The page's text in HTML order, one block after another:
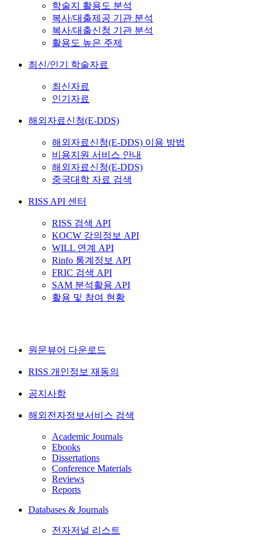
학술지 활용도 분석
복사/대출제공 기관 분석
복사/대출신청 기관 분석
활용도 높은 주제
최신/인기 학술자료
최신자료
인기자료
해외자료신청(E-DDS)
해외자료신청(E-DDS) 이용 방법
비용지원 서비스 안내
해외자료신청(E-DDS)
중국대학 자료 검색
RISS API 센터
RISS 검색 API
KOCW 강의정보 API
WILL 연계 API
Rinfo 통계정보 API
FRIC 검색 API
SAM 분석활용 API
활용 및 참여 현황
원문뷰어 다운로드
RISS 개인정보 재동의
공지사항
해외전자정보서비스 검색
Academic Journals
Ebooks
Dissertations
Conference Materials
Reviews
Reports
Databases & Journals
전자저널 리스트